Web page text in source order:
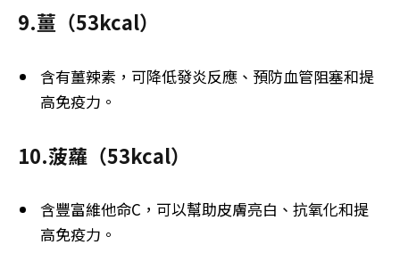
9.薑（53kcal）
含有薑辣素，可降低發炎反應、預防血管阻塞和提
高免疫力。
10.菠蘿（53kcal）
含豐富維他命C，可以幫助皮膚亮白、抗氧化和提
高免疫力。